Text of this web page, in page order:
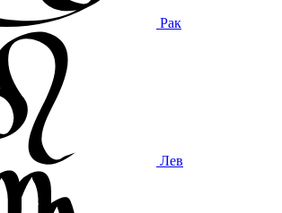
Рак
Лев